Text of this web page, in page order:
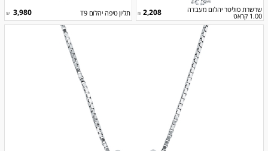
שרשרת סוליטר יהלום מעבדה
1.00 קראט
2,208
₪ תליון טיפה יהלום T9 3,980
₪